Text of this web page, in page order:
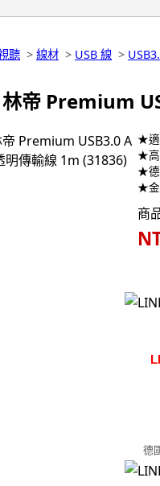
聽 > 線材 > USB 線 >
帝 Premium
★適
★高
★德
★金
商
德